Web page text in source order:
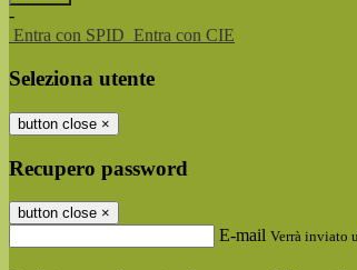
-
Entra con SPID Entra con CIE
Seleziona utente
button close ×
Recupero password
button close ×
E-mail Verrà inviato